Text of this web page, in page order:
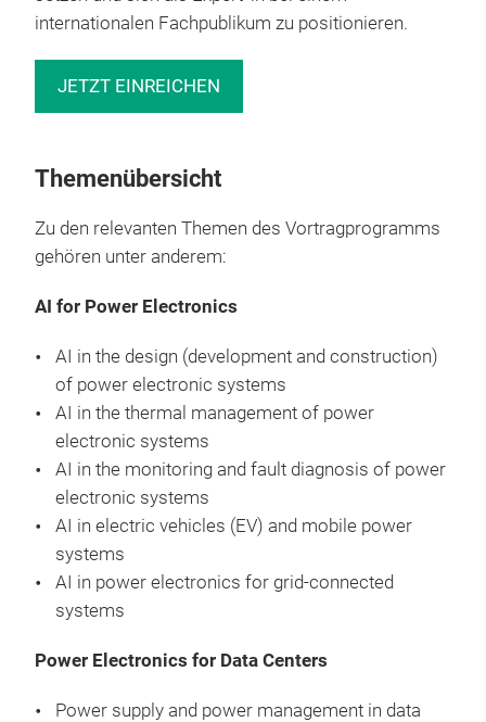
internationalen Fachpublikum zu positionieren.
JETZT EINREICHEN
Themenübersicht
Zu den relevanten Themen des Vortragprogramms
gehören unter anderem:
AI for Power Electronics
AI in the design (development and construction)
of power electronic systems
AI in the thermal management of power
electronic systems
AI in the monitoring and fault diagnosis of power
electronic systems
AI in electric vehicles (EV) and mobile power
systems
AI in power electronics for grid-connected
systems
Power Electronics for Data Centers
Power supply and power management in data